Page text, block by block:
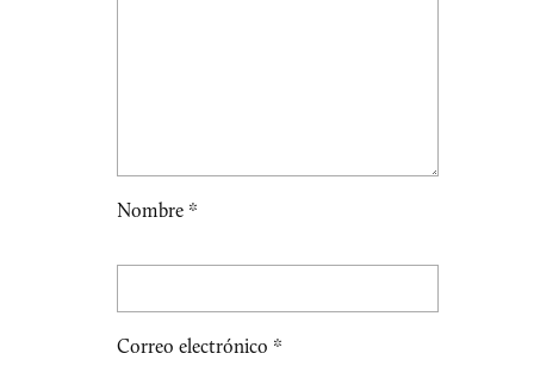
Nombre *
Correo electrónico *